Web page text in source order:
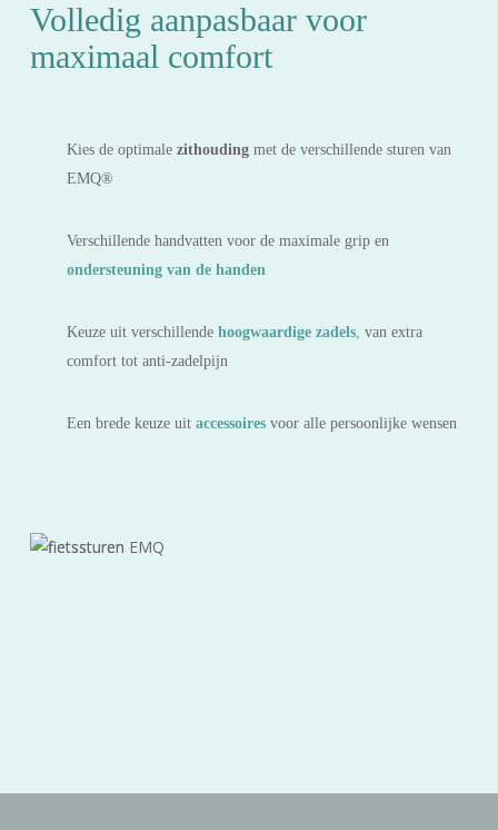
Volledig aanpasbaar voor
maximaal comfort
Kies de optimale zithoudingmet de verschillende sturen van
EMQ®
Verschillende handvatten voor de maximale grip en
ondersteuning van de handen
Keuze uit verschillende hoogwaardige zadels, van extra
comfort tot anti-zadelpijn
Een brede keuze uit accessoires voor alle persoonlijke wensen